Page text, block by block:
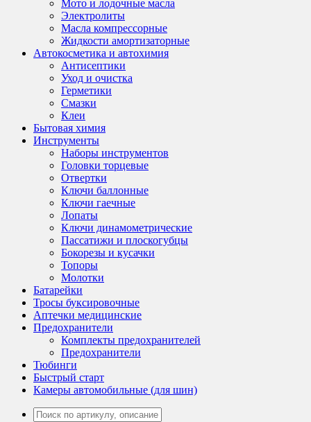
Мото и лодочные масла
Электролиты
Масла компрессорные
Жидкости амортизаторные
Автокосметика и автохимия
Антисептики
Уход и очистка
Герметики
Смазки
Клеи
Бытовая химия
Инструменты
Наборы инструментов
Головки торцевые
Отвертки
Ключи баллонные
Ключи гаечные
Лопаты
Ключи динамометрические
Пассатижи и плоскогубцы
Бокорезы и кусачки
Топоры
Молотки
Батарейки
Тросы буксировочные
Аптечки медицинские
Предохранители
Комплекты предохранителей
Предохранители
Тюбинги
Быстрый старт
Камеры автомобильные (для шин)